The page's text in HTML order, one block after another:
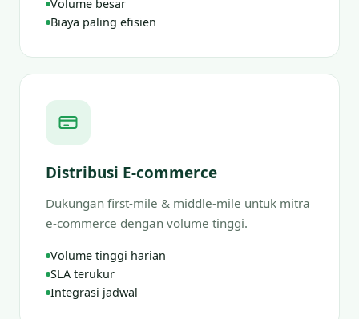
Volume besar
Biaya paling efisien
Distribusi E-commerce
Dukungan first-mile & middle-mile untuk mitra
e-commerce dengan volume tinggi.
Volume tinggi harian
SLA terukur
Integrasi jadwal